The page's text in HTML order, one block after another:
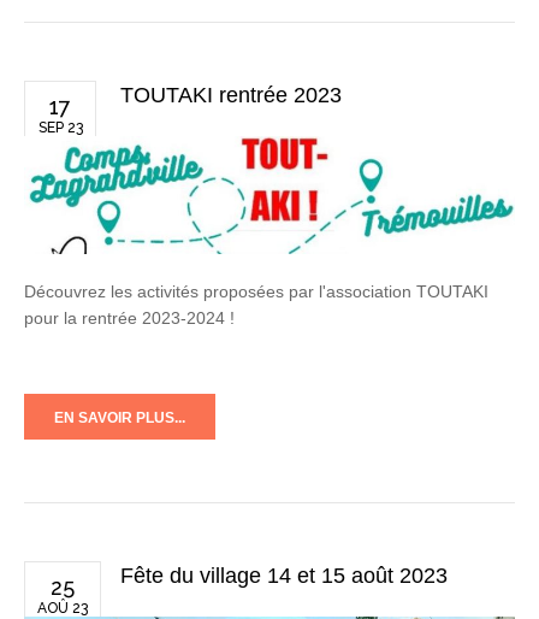
17
SEP 23
TOUTAKI rentrée 2023
Découvrez les activités proposées par l'association TOUTAKI
pour la rentrée 2023-2024 !
EN SAVOIR PLUS...
25
AOÛ 23
Fête du village 14 et 15 août 2023